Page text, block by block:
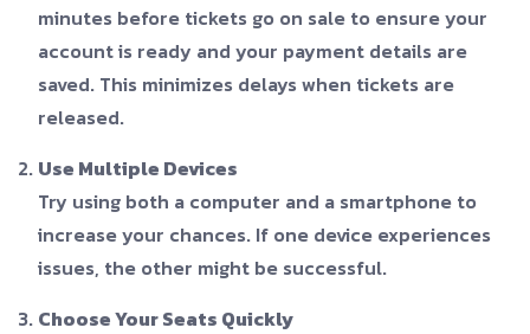
minutes before tickets go on sale to ensure your
account is ready and your payment details are
saved. This minimizes delays when tickets are
released.
Use Multiple Devices
Try using both a computer and a smartphone to
increase your chances. If one device experiences
issues, the other might be successful.
Choose Your Seats Quickly